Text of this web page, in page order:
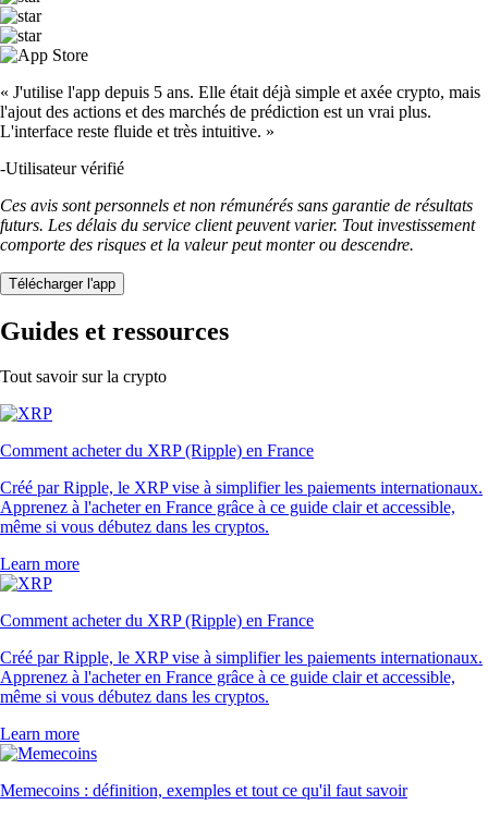
« J'utilise l'app depuis 5 ans. Elle était déjà simple et axée crypto, mais
l'ajout des actions et des marchés de prédiction est un vrai plus.
L'interface reste fluide et très intuitive. »
-Utilisateur vérifié
Ces avis sont personnels et non rémunérés sans garantie de résultats
futurs. Les délais du service client peuvent varier. Tout investissement
comporte des risques et la valeur peut monter ou descendre.
Télécharger l'app
Guides et ressources
Tout savoir sur la crypto
Comment acheter du XRP (Ripple) en France
Créé par Ripple, le XRP vise à simplifier les paiements internationaux.
Apprenez à l'acheter en France grâce à ce guide clair et accessible,
même si vous débutez dans les cryptos.
Learn more
Comment acheter du XRP (Ripple) en France
Créé par Ripple, le XRP vise à simplifier les paiements internationaux.
Apprenez à l'acheter en France grâce à ce guide clair et accessible,
même si vous débutez dans les cryptos.
Learn more
Memecoins : définition, exemples et tout ce qu'il faut savoir